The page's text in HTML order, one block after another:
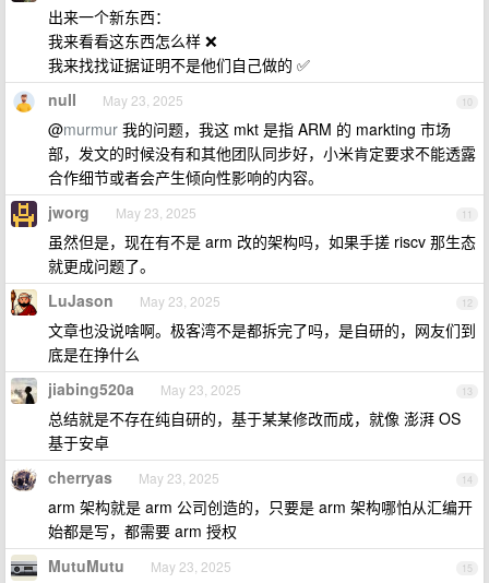
出来一个新东西：
我来看看这东西怎么样 ❌
我来找找证据证明不是他们自己做的 ✅
10
nuII May 23, 2025
@murmur 我的问题，我这 mkt 是指 ARM 的 markting 市场
部，发文的时候没有和其他团队同步好，小米肯定要求不能透露
合作细节或者会产生倾向性影响的内容。
11
jworg May 23, 2025
虽然但是，现在有不是 arm 改的架构吗，如果手搓 riscv 那生态
就更成问题了。
12
LuJason May 23, 2025
文章也没说啥啊。极客湾不是都拆完了吗，是自研的，网友们到
底是在挣什么
13
jiabing520a May 23, 2025
总结就是不存在纯自研的，基于某某修改而成，就像 澎湃 OS
基于安卓
14
cherryas May 23, 2025
arm 架构就是 arm 公司创造的，只要是 arm 架构哪怕从汇编开
始都是写，都需要 arm 授权
15
MutuMutu May 23, 2025